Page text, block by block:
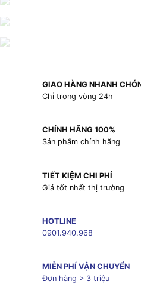
GIAO HÀNG NHANH
Chỉ trong vòng 24h
CHÍNH HÃNG 100%
Sản phẩm chính hãng
TIẾT KIỆM CHI PHÍ
Giá tốt nhất thị trường
HOTLINE
0901.940.968
MIỄN PHÍ VẬN CHUYỂN
Đơn hàng > 3 triệu